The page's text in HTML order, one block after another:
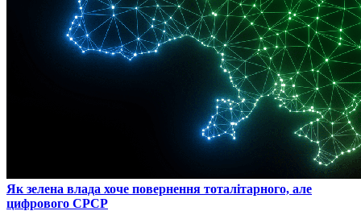
​Як зелена влада хоче повернення тоталітарного, але
цифрового СРСР